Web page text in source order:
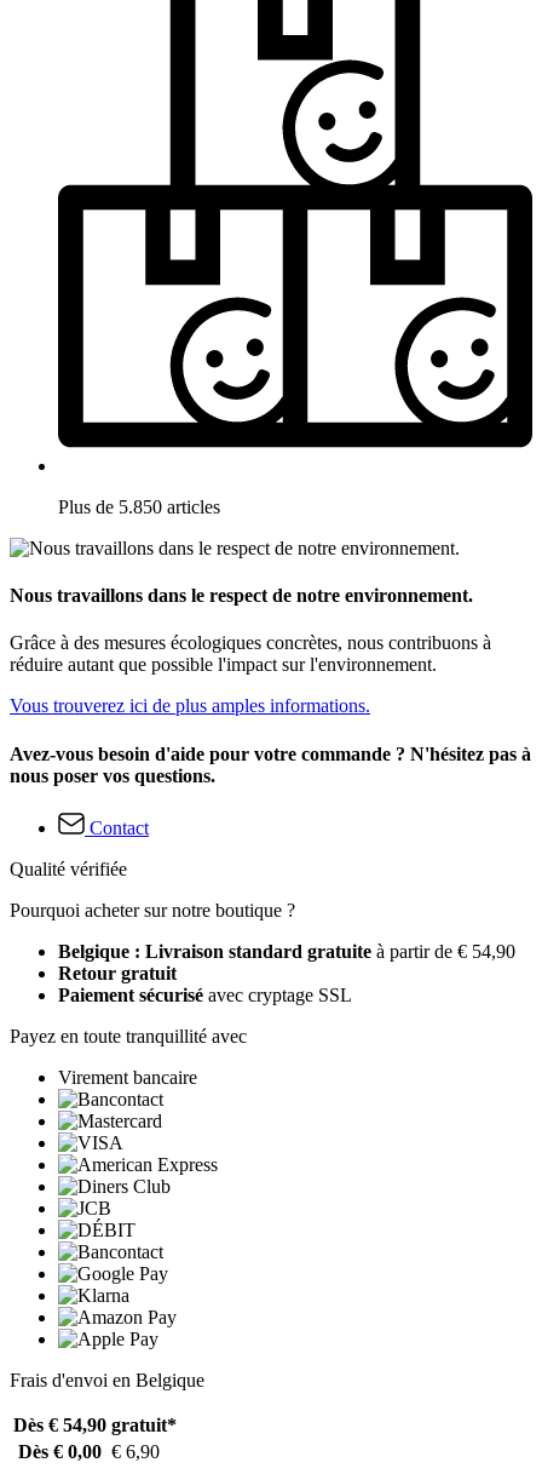
Plus de 5.850 articles
Nous travaillons dans le respect de notre environnement.
Grâce à des mesures écologiques concrètes, nous contribuons à
réduire autant que possible l'impact sur l'environnement.
Vous trouverez ici de plus amples informations.
Avez-vous besoin d'aide pour votre commande ? N'hésitez pas à
nous poser vos questions.
Contact
Qualité vérifiée
Pourquoi acheter sur notre boutique ?
Belgique : Livraison standard gratuite à partir de € 54,90
Retour gratuit
Paiement sécurisé avec cryptage SSL
Payez en toute tranquillité avec
Virement bancaire
Frais d'envoi en Belgique
Dès € 54,90 gratuit*
Dès € 0,00 € 6,90